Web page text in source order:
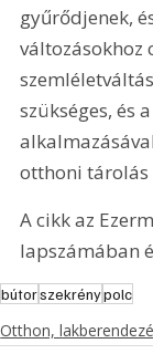
gyűrődjenek,
változásokhoz
szükséges, és
otthoni tárolás
A cikk az
lapszámában
bútorszekrénypolc
Otthon,